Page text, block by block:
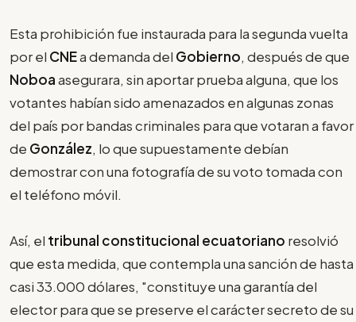
Esta prohibición fue instaurada para la segunda vuelta
por el CNEa demanda del Gobierno, después de que
Noboaasegurara, sin aportar prueba alguna, que los
votantes habían sido amenazados en algunas zonas
del país por bandas criminales para que votaran a favor
de González, lo que supuestamente debían
demostrar con una fotografía de su voto tomada con
el teléfono móvil.
Así, el tribunal constitucional ecuatoriano resolvió
que esta medida, que contempla una sanción de hasta
casi 33.000 dólares, "constituye una garantía del
elector para que se preserve el carácter secreto de su